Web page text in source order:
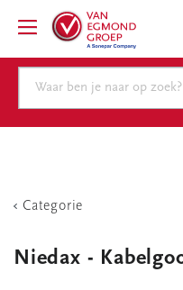
Categorie
Niedax -